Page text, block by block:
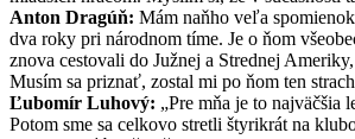
Anton Dragúň: Mám naňho veľa
dva roky pri národnom tíme. Je o ňom
znova cestovali do Južnej a Strednej
Musím sa priznať, zostal mi po ňom ten
Ľubomír Luhový: „Pre mňa je to
Potom sme sa celkovo stretli štyrikrát na